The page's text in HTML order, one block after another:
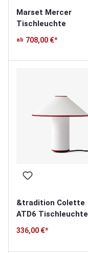
Marset Mercer
Tischleuchte
ab 708,00 €*
&tradition Colette
ATD6 Tischleuchte
336,00 €*